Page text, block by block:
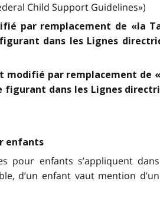
Child Support Guidelines»)
par remplacement de «la
dans les Lignes
modifié par remplacement de
dans les Lignes
enfants
pour enfants s’appliquent
d’un enfant vaut mention